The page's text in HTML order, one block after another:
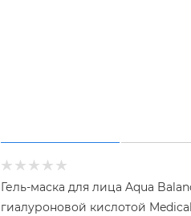
Гель-маска для лица Aqua
гиалуроновой кислотой Medical